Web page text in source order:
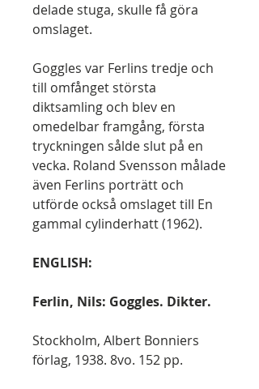
delade stuga, skulle få göra
omslaget.
Goggles var Ferlins tredje och
till omfånget största
diktsamling och blev en
omedelbar framgång, första
tryckningen sålde slut på en
vecka. Roland Svensson målade
även Ferlins porträtt och
utförde också omslaget till En
gammal cylinderhatt (1962).
ENGLISH:
Ferlin, Nils: Goggles. Dikter.
Stockholm, Albert Bonniers
förlag, 1938. 8vo. 152 pp.